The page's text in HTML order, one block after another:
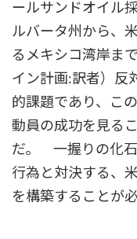
ールサンドオイル
ルバータ州から、
るメキシコ湾岸ま
イン計画:訳者）反
的課題であり、こ
動員の成功を見る
だ。 一握りの化
行為と対決する、
を構築することが必